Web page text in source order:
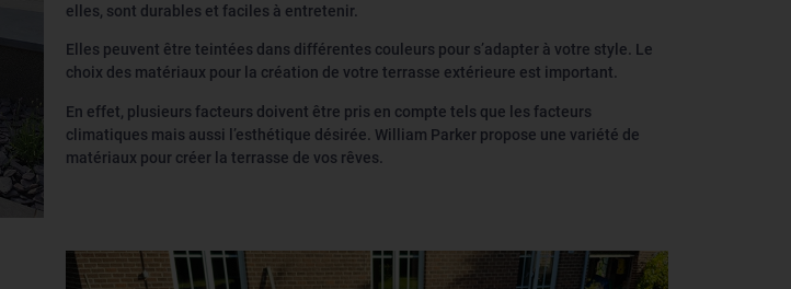
elles, sont durables et faciles à entretenir.
Elles peuvent être teintées dans différentes couleurs pour s’adapter à votre style. Le
choix des matériaux pour la création de votre terrasse extérieure est important.
En effet, plusieurs facteurs doivent être pris en compte tels que les facteurs
climatiques mais aussi l’esthétique désirée. William Parker propose une variété de
matériaux pour créer la terrasse de vos rêves.